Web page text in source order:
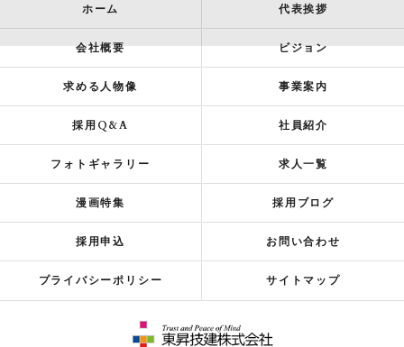
ホーム 代表挨拶
会社概要 ビジョン
求める人物像 事業案内
採用Q&A 社員紹介
フォトギャラリー 求人一覧
漫画特集 採用ブログ
採用申込 お問い合わせ
プライバシーポリシー サイトマップ